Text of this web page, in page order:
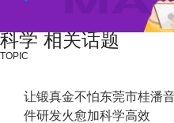
科学 相关话题
TOPIC
让锻真金不怕东莞市桂潘
件研发火愈加科学高效